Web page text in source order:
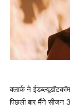
क्लार्क ने
पिछली बार मैंने